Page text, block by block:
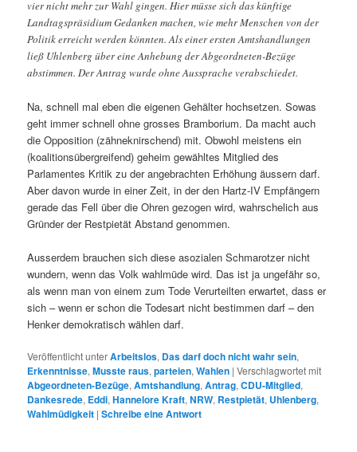
vier nicht mehr zur Wahl gingen. Hier müsse sich das künftige
Landtagspräsidium Gedanken machen, wie mehr Menschen von der
Politik erreicht werden könnten. Als einer ersten Amtshandlungen
ließ Uhlenberg über eine Anhebung der Abgeordneten-Bezüge
abstimmen. Der Antrag wurde ohne Aussprache verabschiedet.
Na, schnell mal eben die eigenen Gehälter hochsetzen. Sowas
geht immer schnell ohne grosses Bramborium. Da macht auch
die Opposition (zähneknirschend) mit. Obwohl meistens ein
(koalitionsübergreifend) geheim gewähltes Mitglied des
Parlamentes Kritik zu der angebrachten Erhöhung äussern darf.
Aber davon wurde in einer Zeit, in der den Hartz-IV Empfängern
gerade das Fell über die Ohren gezogen wird, wahrschelich aus
Gründer der Restpietät Abstand genommen.
Ausserdem brauchen sich diese asozialen Schmarotzer nicht
wundern, wenn das Volk wahlmüde wird. Das ist ja ungefähr so,
als wenn man von einem zum Tode Verurteilten erwartet, dass er
sich – wenn er schon die Todesart nicht bestimmen darf – den
Henker demokratisch wählen darf.
Veröffentlicht unterArbeitslos, Das darf doch nicht wahr sein,
Erkenntnisse,Musste raus,parteien,Wahlen |Verschlagwortet mit
Abgeordneten-Bezüge,Amtshandlung,Antrag,CDU-Mitglied,
Dankesrede, Eddi,Hannelore Kraft,NRW, Restpietät, Uhlenberg,
Wahlmüdigkeit |Schreibe eine Antwort